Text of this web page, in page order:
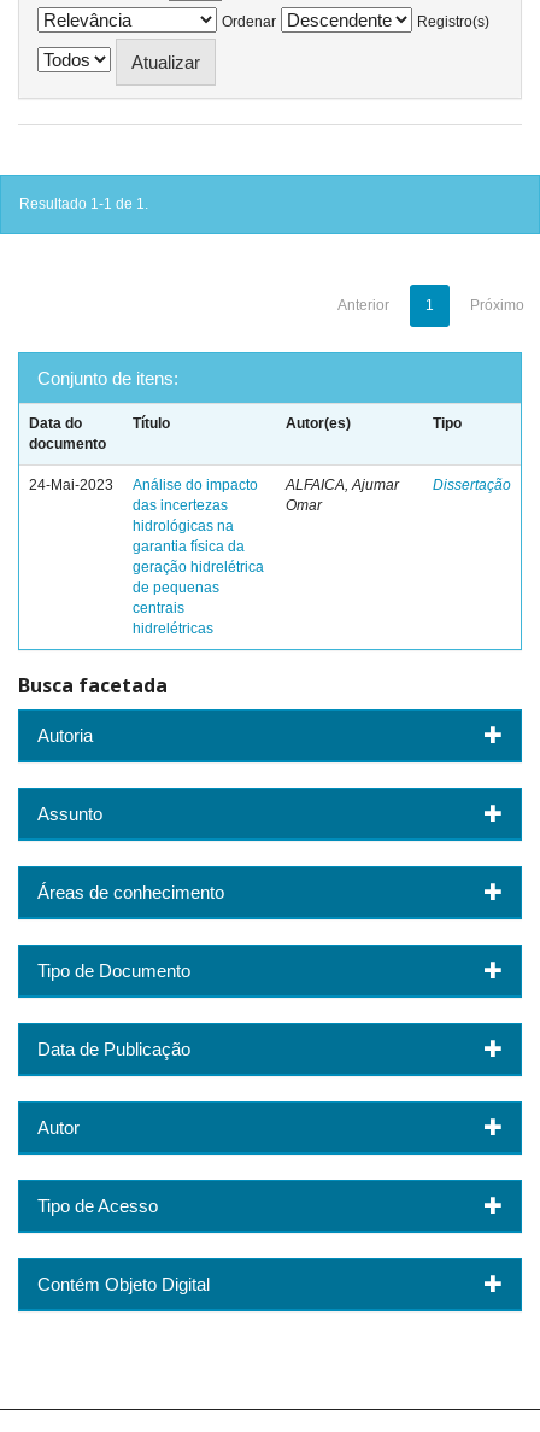
Ordenar
Registro(s)
Resultado 1-1 de 1.
Anterior 1 Próximo
Conjunto de itens:
Data do
documento
Título Autor(es) Tipo
24-Mai-2023
Análise do impacto
das incertezas
hidrológicas na
garantia física da
geração hidrelétrica
de pequenas
centrais
hidrelétricas
ALFAICA, Ajumar
Omar
Dissertação
Busca facetada
Autoria
Assunto
Áreas de conhecimento
Tipo de Documento
Data de Publicação
Autor
Tipo de Acesso
Contém Objeto Digital